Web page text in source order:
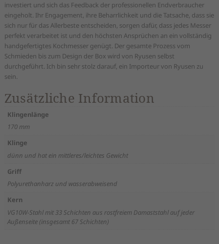
investiert und sich das Feedback der professionellen Endverbraucher
eingeholt. Ihr Engagement, ihre Beharrlichkeit und die Tatsache, dass sie
sich nur für das Allerbeste entscheiden, sorgen dafür, dass jedes Messer
perfekt verarbeitet ist und den höchsten Ansprüchen an ein vollständig
handgefertigtes Kochmesser genügt. Der gesamte Prozess vom
Schmieden bis zum Design der Box wird von Ryusen selbst
durchgeführt. Ich bin sehr stolz darauf, ein Importeur von Ryusen zu
sein.
Zusätzliche Information
Klingenlänge
170 mm
Klinge
dünn und hat ein mittleres/leichtes Gewicht
Griff
Polyurethanharz und wasserabweisend
Kern
VG10W-Stahl mit 33 Schichten aus rostfreiem Damaststahl auf jeder
Außenseite (insgesamt 67 Schichten)